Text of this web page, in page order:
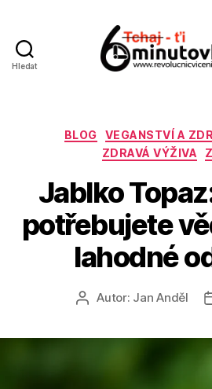
Hledat
BLOG
VEGANSTVÍ A
ZDRAVÁ VÝŽIVA
Jablko
potřebujete
lahodné
AutorAutor: Jan Anděl